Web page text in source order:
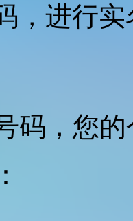
，进行
码，您